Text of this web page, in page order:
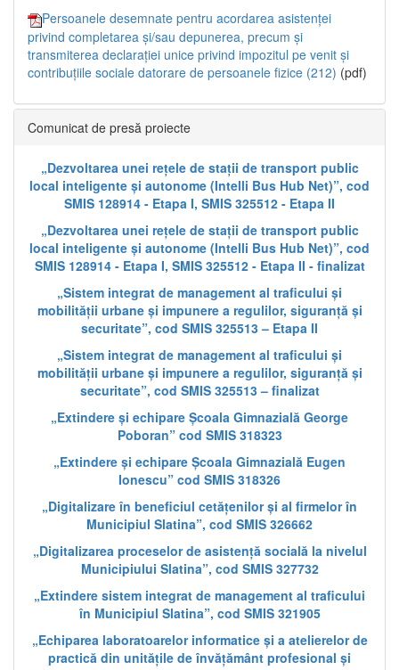
Persoanele desemnate pentru acordarea asistenței
privind completarea și/sau depunerea, precum și
transmiterea declarației unice privind impozitul pe venit și
contribuțiile sociale datorare de persoanele fizice (212) (pdf)
Comunicat de presă proiecte
„Dezvoltarea unei rețele de stații de transport public
local inteligente și autonome (Intelli Bus Hub Net)”, cod
SMIS 128914 - Etapa I, SMIS 325512 - Etapa II
„Dezvoltarea unei rețele de stații de transport public
local inteligente și autonome (Intelli Bus Hub Net)”, cod
SMIS 128914 - Etapa I, SMIS 325512 - Etapa II - finalizat
„Sistem integrat de management al traficului și
mobilității urbane și impunere a regulilor, siguranță și
securitate”, cod SMIS 325513 – Etapa II
„Sistem integrat de management al traficului și
mobilității urbane și impunere a regulilor, siguranță și
securitate”, cod SMIS 325513 – finalizat
„Extindere și echipare Școala Gimnazială George
Poboran” cod SMIS 318323
„Extindere și echipare Școala Gimnazială Eugen
Ionescu” cod SMIS 318326
„Digitalizare în beneficiul cetățenilor și al firmelor în
Municipiul Slatina”, cod SMIS 326662
„Digitalizarea proceselor de asistență socială la nivelul
Municipiului Slatina”, cod SMIS 327732
„Extindere sistem integrat de management al traficului
în Municipiul Slatina”, cod SMIS 321905
„Echiparea laboratoarelor informatice și a atelierelor de
practică din unitățile de învățământ profesional și